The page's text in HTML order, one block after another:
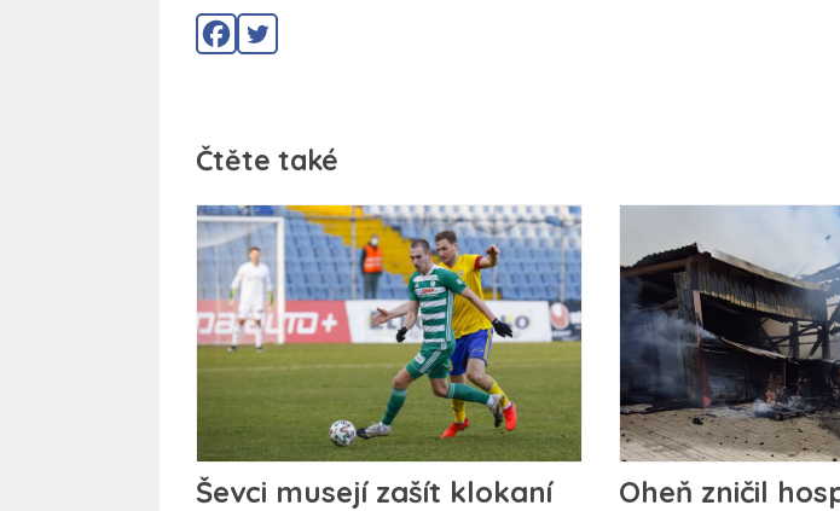
Čtěte také
Ševci musejí zašít klokaní
Oheň zničil